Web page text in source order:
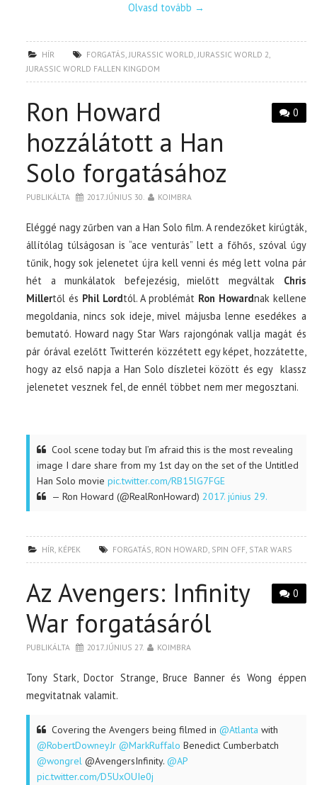
Olvasd tovább →
HÍR FORGATÁS,JURASSIC WORLD,JURASSIC WORLD 2,
JURASSIC WORLD FALLEN KINGDOM
0
Ron Howard
hozzálátott a Han
Solo forgatásához
PUBLIKÁLTA 2017. JÚNIUS 30. KOIMBRA
Eléggé nagy zűrben van a Han Solo film. A rendezőket kirúgták,
állítólag túlságosan is “ace venturás” lett a főhős, szóval úgy
tűnik, hogy sok jelenetet újra kell venni és még lett volna pár
hét a munkálatok befejezésig, mielőtt megváltak Chris
Millertől és Phil Lordtól. A problémát Ron Howardnak kellene
megoldania, nincs sok ideje, mivel májusba lenne esedékes a
bemutató. Howard nagy Star Wars rajongónak vallja magát és
pár órával ezelőtt Twitterén közzétett egy képet, hozzátette,
hogy az első napja a Han Solo díszletei között és egy klassz
jelenetet vesznek fel, de ennél többet nem mer megosztani.
Cool scene today but I’m afraid this is the most revealing
image I dare share from my 1st day on the set of the Untitled
Han Solo moviepic.twitter.com/RB15lG7FGE
— Ron Howard (@RealRonHoward)2017. június 29.
HÍR, KÉPEK FORGATÁS, RON HOWARD, SPIN OFF, STAR WARS
0
Az Avengers: Infinity
War forgatásáról
PUBLIKÁLTA 2017. JÚNIUS 27. KOIMBRA
Tony Stark, Doctor Strange, Bruce Banner és Wong éppen
megvitatnak valamit.
Covering the Avengers being filmed in@Atlanta with
@RobertDowneyJr @MarkRuffalo Benedict Cumberbatch
@wongrel @AvengersInfinity.@AP
pic.twitter.com/D5UxOUIe0j